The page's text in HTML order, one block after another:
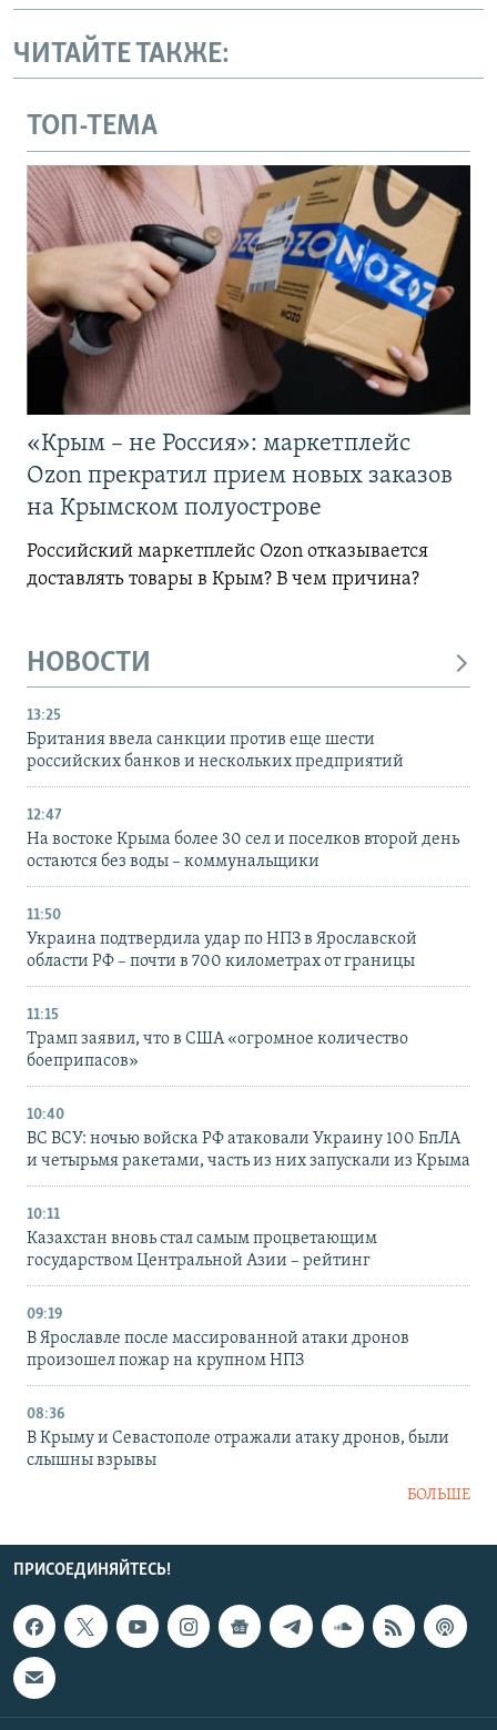
ЧИТАЙТЕ ТАКЖЕ:
ТОП-ТЕМА
«Крым – не Россия»: маркетплейс
Ozon прекратил прием новых заказов
на Крымском полуострове
Российский маркетплейс Ozon отказывается
доставлять товары в Крым? В чем причина?
НОВОСТИ
13:25
Британия ввела санкции против еще шести
российских банков и нескольких предприятий
12:47
На востоке Крыма более 30 сел и поселков второй день
остаются без воды – коммунальщики
11:50
Украина подтвердила удар по НПЗ в Ярославской
области РФ – почти в 700 километрах от границы
11:15
Трамп заявил, что в США «огромное количество
боеприпасов»
10:40
ВС ВСУ: ночью войска РФ атаковали Украину 100 БпЛА
и четырьмя ракетами, часть из них запускали из Крыма
10:11
Казахстан вновь стал самым процветающим
государством Центральной Азии – рейтинг
09:19
В Ярославле после массированной атаки дронов
произошел пожар на крупном НПЗ
08:36
В Крыму и Севастополе отражали атаку дронов, были
слышны взрывы
БОЛЬШЕ
ПРИСОЕДИНЯЙТЕСЬ!